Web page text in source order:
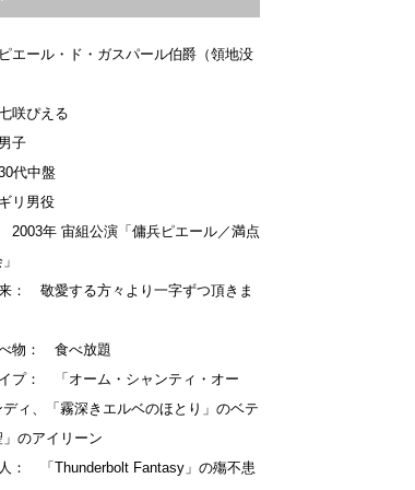
ール・ド・ガスパール伯爵（領地没
咲ぴえる
子
代中盤
リ男役
年 宙組公演「傭兵ピエール／満点
： 敬愛する方々より一字ずつ頂きま
物： 食べ放題
プ： 「オーム・シャンティ・オー
ィ、「霧深きエルベのほとり」のベテ
」のアイリーン
： 「Thunderbolt Fantasy」の殤不患